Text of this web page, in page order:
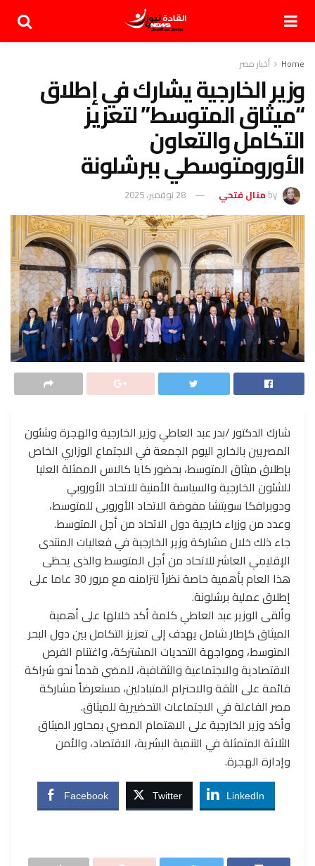
Home أخبار مصر
وزير الخارجية يشارك في إطلاق
“ميثاق المتوسط” لتعزيز
التكامل والتعاون
الأورومتوسطي ببرشلونة
by منال فتحي 28 نوفمبر، 2025
شارك الدكتور /بدر عبد العاطي وزير الخارجية والهجرة وشئون
المصريين بالخارج اليوم الجمعة في الاجتماع الوزاري الخاص
بإطلاق ميثاق المتوسط، بحضور كايا كالاس الممثلة العليا
للشئون الخارجية والسياسة الأمنية للاتحاد الأوروبي
ودوبرافكا سويتشا مفوضة الاتحاد الأوروبى للمتوسط،
وعدد من وزراء خارجية دول الاتحاد من أجل المتوسط.
جاء ذلك خلال مشاركة وزير الخارجية في فعاليات المنتدى
الإقليمي العاشر للاتحاد من أجل المتوسط والذى يحظى
هذا العام بأهمية خاصة نظراً لتزامنه مع مرور 30 عاما على
إطلاق عملية برشلونة.
وألقى الوزير عبد العاطي كلمة أكد خلالها على أهمية
الميثاق كإطار شامل يهدف إلى تعزيز التكامل بين دول البحر
المتوسط، ومواجهة التحديات المشتركة، واغتنام الفرص
الاقتصادية والاجتماعية والثقافية، للمضي قدماً نحو شراكة
قائمة على الثقة والاحترام المتبادلين، مستعرضاً مشاركة
مصر الفاعلة في الاجتماعات التحضيرية للميثاق.
وأكد وزير الخارجية على الاهتمام المصري بمحاور الميثاق
الثلاثة المتمثلة في التنمية البشرية، الاقتصاد، والأمن
وإدارة الهجرة.
Facebook Twitter LinkedIn